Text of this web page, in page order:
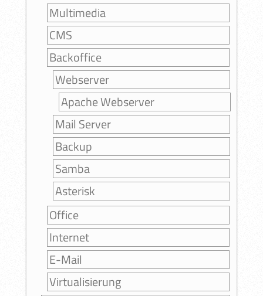
Multimedia
CMS
Backoffice
Webserver
Apache Webserver
Mail Server
Backup
Samba
Asterisk
Office
Internet
E-Mail
Virtualisierung